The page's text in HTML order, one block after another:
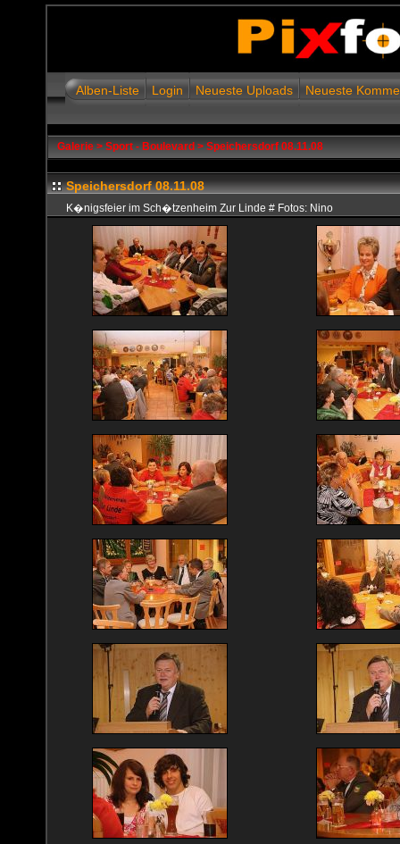
Alben-Liste Login Neueste Uploads Neueste
Galerie > Sport - Boulevard > Speichersdorf 08.11.08
Speichersdorf 08.11.08
K�nigsfeier im Sch�tzenheim Zur Linde # Fotos: Nino